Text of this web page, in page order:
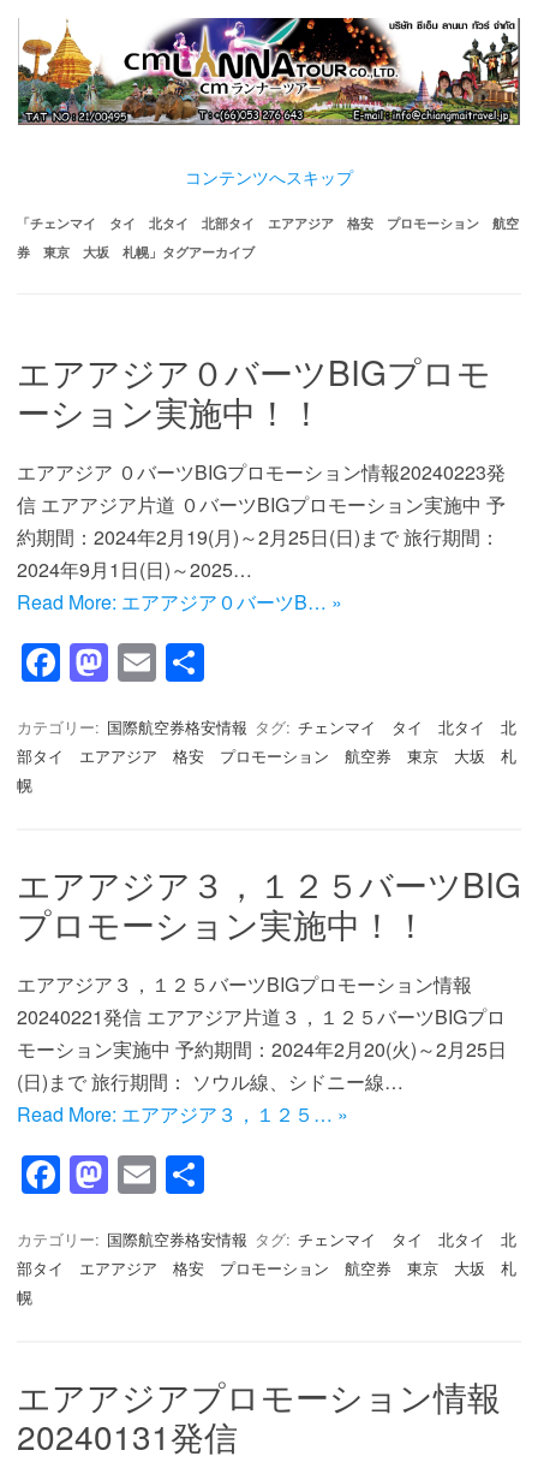
コンテンツへスキップ
「チェンマイ タイ 北タイ 北部タイ エアアジア 格安 プロモーション 航空
券 東京 大坂 札幌 」タグアーカイブ
エアアジア０バーツBIGプロモ
ーション実施中！！
エアアジア ０バーツBIGプロモーション情報20240223発
信 エアアジア片道 ０バーツBIGプロモーション実施中 予
約期間：2024年2月19(月)～2月25日(日)まで 旅行期間：
2024年9月1日(日)～2025…
Read More: エアアジア０バーツB… »
F
c
e
o
k
M
st
o
n
E
ail
カテゴリー: 国際航空券格安情報 タグ: チェンマイ タイ 北タイ 北
部タイ エアアジア 格安 プロモーション 航空券 東京 大坂 札
幌
エアアジア３，１２５バーツBIG
プロモーション実施中！！
エアアジア３，１２５バーツBIGプロモーション情報
20240221発信 エアアジア片道３，１２５バーツBIGプロ
モーション実施中 予約期間：2024年2月20(火)～2月25日
(日)まで 旅行期間： ソウル線、シドニー線…
Read More: エアアジア３，１２５… »
F
c
e
o
k
M
st
o
n
E
ail
カテゴリー: 国際航空券格安情報 タグ: チェンマイ タイ 北タイ 北
部タイ エアアジア 格安 プロモーション 航空券 東京 大坂 札
幌
エアアジアプロモーション情報
20240131発信